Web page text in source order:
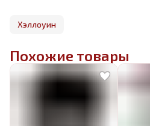
Хэллоуин
Похожие товары